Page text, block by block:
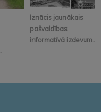
Iznācis jaunākais
pašvaldības
informatīvā izdevum...